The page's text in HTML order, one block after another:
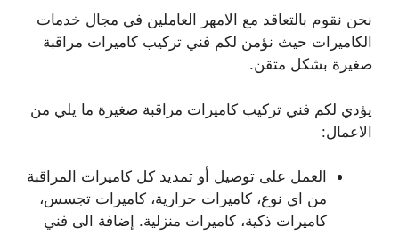
نحن نقوم بالتعاقد مع الامهر العاملين في مجال خدمات
الكاميرات حيث نؤمن لكم فني تركيب كاميرات مراقبة
صغيرة بشكل متقن.
يؤدي لكم فني تركيب كاميرات مراقبة صغيرة ما يلي من
الاعمال:
العمل على توصيل أو تمديد كل كاميرات المراقبة
من اي نوع، كاميرات حرارية، كاميرات تجسس،
كاميرات ذكية، كاميرات منزلية. إضافة الى فني